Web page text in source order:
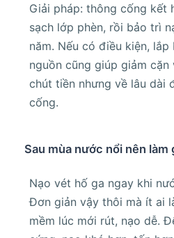
Giải pháp: thông cống kết
sạch lớp phèn, rồi bảo trì
năm. Nếu có điều kiện,
nguồn cũng giúp giảm
chút tiền nhưng về lâu dài
cống.
Sau mùa nước nổi nên làm
Nạo vét hố ga ngay khi
Đơn giản vậy thôi mà ít ai
mềm lúc mới rút, nạo dễ.